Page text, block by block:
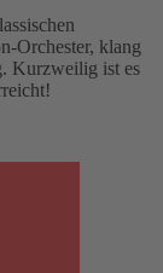
Orchester, klang
Kurzweilig ist es